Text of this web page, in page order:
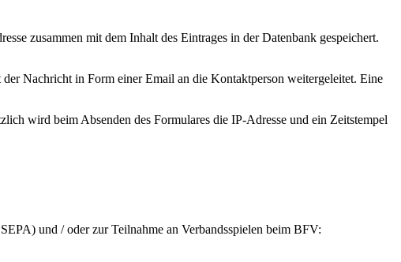
zusammen mit dem Inhalt des Eintrages in der Datenbank gespeichert.
Nachricht in Form einer Email an die Kontaktperson weitergeleitet. Eine
wird beim Absenden des Formulares die IP-Adresse und ein Zeitstempel
und / oder zur Teilnahme an Verbandsspielen beim BFV: